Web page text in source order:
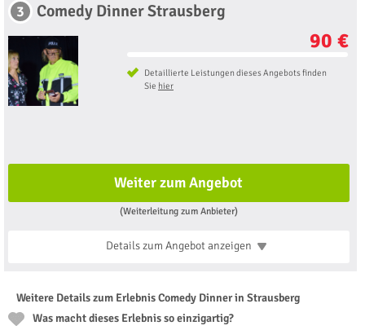
3 Comedy Dinner Strausberg
90 €
Detaillierte Leistungen dieses Angebots finden
Sie hier
Weiter zum Angebot
(Weiterleitung zum Anbieter)
Details zum Angebotanzeigen
Weitere Details zum Erlebnis Comedy Dinner in Strausberg
Was macht dieses Erlebnis so einzigartig?